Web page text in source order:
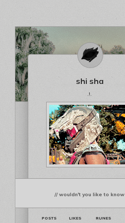
shi sha
.!.
// wouldn't you like to know